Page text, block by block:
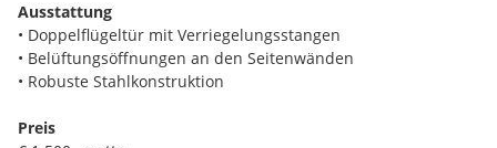
Ausstattung
• Doppelflügeltür mit Verriegelungsstangen
• Belüftungsöffnungen an den Seitenwänden
• Robuste Stahlkonstruktion
Preis